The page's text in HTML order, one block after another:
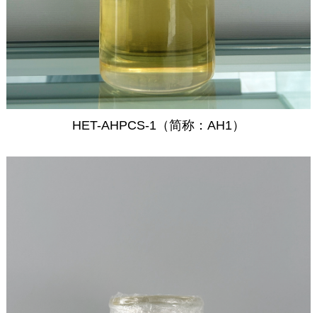
HET-AHPCS-1（简称：AH1）